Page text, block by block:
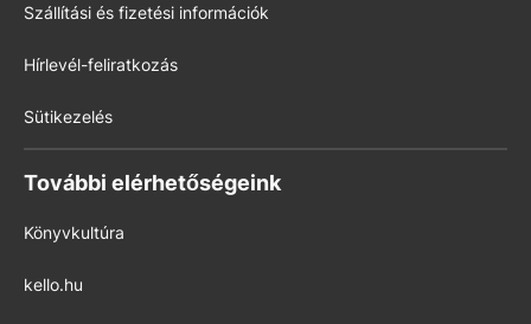
Szállítási és fizetési információk
Hírlevél-feliratkozás
Sütikezelés
További elérhetőségeink
Könyvkultúra
kello.hu